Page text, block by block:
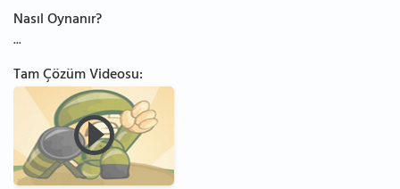
Nasıl Oynanır?
...
Tam Çözüm Videosu: